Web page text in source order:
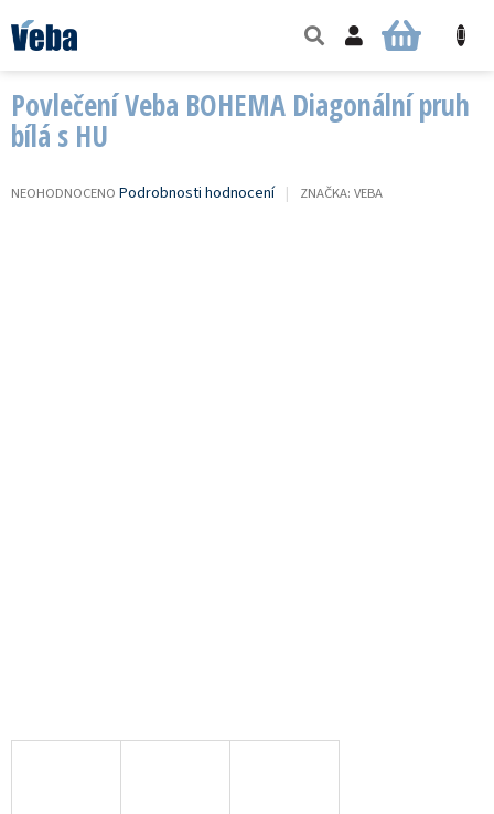
na
obsah
NÁKUPNÍ
Povlečení Veba BOHEMA Diagonální pruh
bílá s HU
PRŮMĚRNÉ
NEOHODNOCENO Podrobnosti hodnocení ZNAČKA: VEBA